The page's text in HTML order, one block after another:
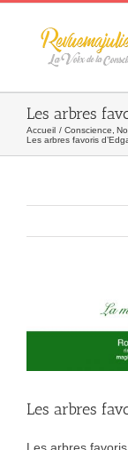
Skip
Les arbres
Accueil Conscience
Les arbres favoris
l&apos;image
Les arbres